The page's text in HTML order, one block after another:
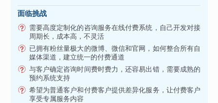
面临挑战
需要高度定制化的咨询服务在线付费系统，自己开发对接
周期长，成本高，不灵活
已拥有粉丝量极大的微博、微信和官网，如何整合所有自
媒体渠道，建立统一的付费通道
与客户确定咨询时间费时费力，还容易出错，需要成熟的
预约系统支持
希望为普通客户和付费客户提供差异化服务，让付费客户
享受专属服务内容